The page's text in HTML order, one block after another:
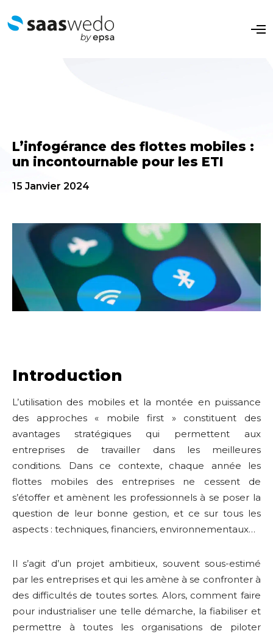
O
L’infogérance des flottes mobiles :
un incontournable pour les ETI
15 Janvier 2024
Introduction
L’utilisation des mobiles et la montée en puissance
des approches « mobile first » constituent des
avantages stratégiques qui permettent aux
entreprises de travailler dans les meilleures
conditions. Dans ce contexte, chaque année les
flottes mobiles des entreprises ne cessent de
s’étoffer et amènent les professionnels à se poser la
question de leur bonne gestion, et ce sur tous les
aspects : techniques, financiers, environnementaux…
Il s’agit d’un projet ambitieux, souvent sous-estimé
par les entreprises et qui les amène à se confronter à
des difficultés de toutes sortes. Alors, comment faire
pour industrialiser une telle démarche, la fiabiliser et
permettre à toutes les organisations de piloter